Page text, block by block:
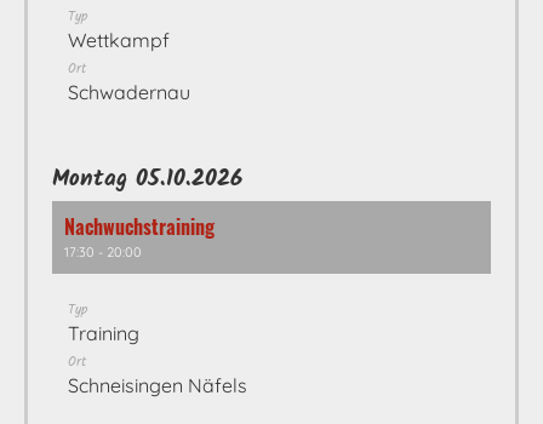
Typ
Wettkampf
Ort
Schwadernau
Montag 05.10.2026
Nachwuchstraining
17:30 - 20:00
Typ
Training
Ort
Schneisingen Näfels